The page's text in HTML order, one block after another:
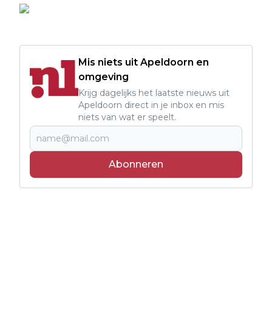
Mis niets uit Apeldoorn en
omgeving
Krijg dagelijks het laatste nieuws uit
Apeldoorn direct in je inbox en mis
niets van wat er speelt.
Abonneren